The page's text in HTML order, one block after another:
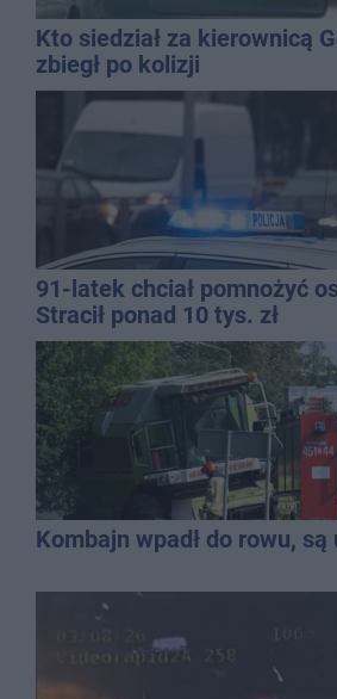
Kto siedział za kierownicą
zbiegł po kolizji
91-latek chciał pomnożyć
Stracił ponad 10 tys. zł
Kombajn wpadł do rowu,